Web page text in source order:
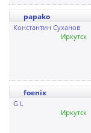
papako
Константин Суханов
Иркутск
foenix
G L
Иркутск